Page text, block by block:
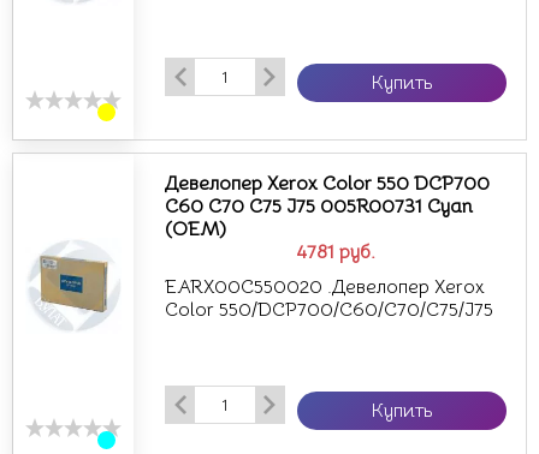
Купить
4781 руб.
Девелопер Xerox Color 550 DCP700
C60 C70 C75 J75 005R00731 Cyan
(OEM)
EARX00C550020 .Девелопер Xerox
Color 550/DCP700/C60/C70/C75/J75
Купить